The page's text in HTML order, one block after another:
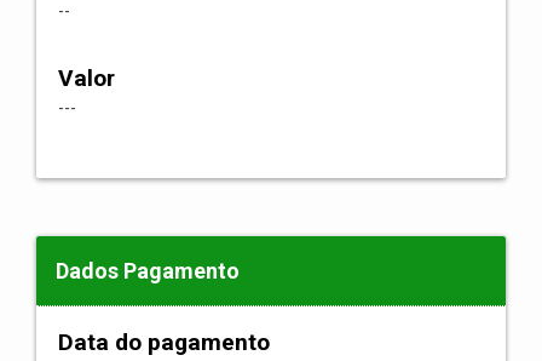
--
Valor
---
Dados Pagamento
Data do pagamento